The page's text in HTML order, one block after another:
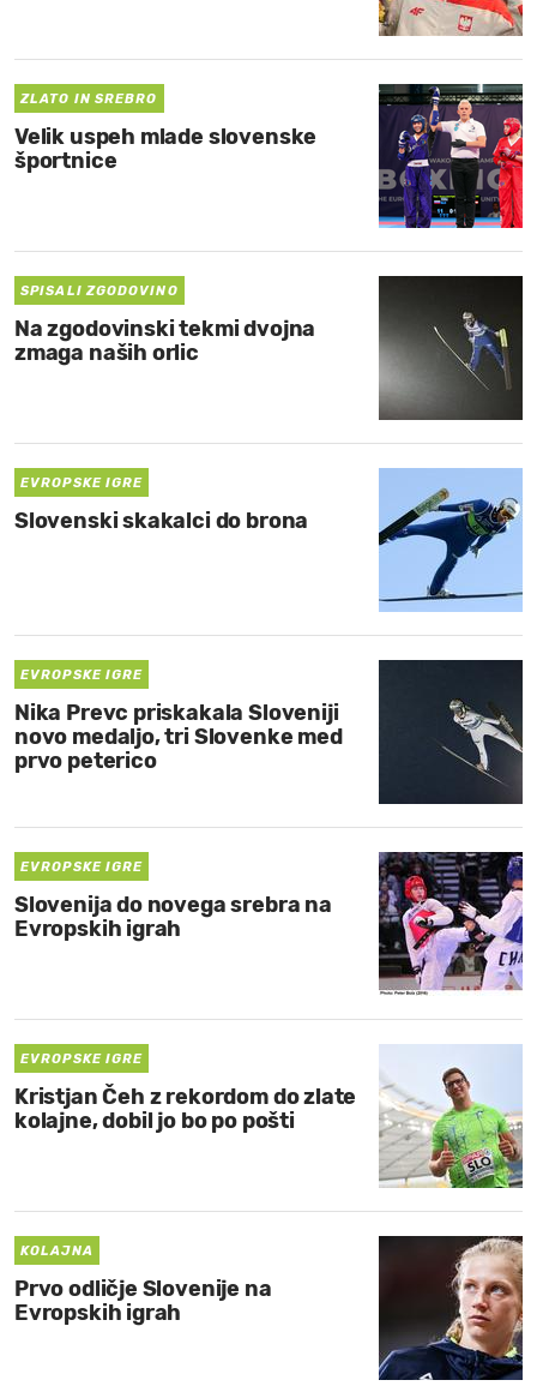
MOJ
ZLATO IN SREBRO
Velik uspeh mlade slovenske
športnice
SPISALI ZGODOVINO
Na zgodovinski tekmi dvojna
zmaga naših orlic
EVROPSKE IGRE
Slovenski skakalci do brona
EVROPSKE IGRE
Nika Prevc priskakala Sloveniji
novo medaljo, tri Slovenke med
prvo peterico
EVROPSKE IGRE
Slovenija do novega srebra na
Evropskih igrah
EVROPSKE IGRE
Kristjan Čeh z rekordom do zlate
kolajne, dobil jo bo po pošti
KOLAJNA
Prvo odličje Slovenije na
Evropskih igrah